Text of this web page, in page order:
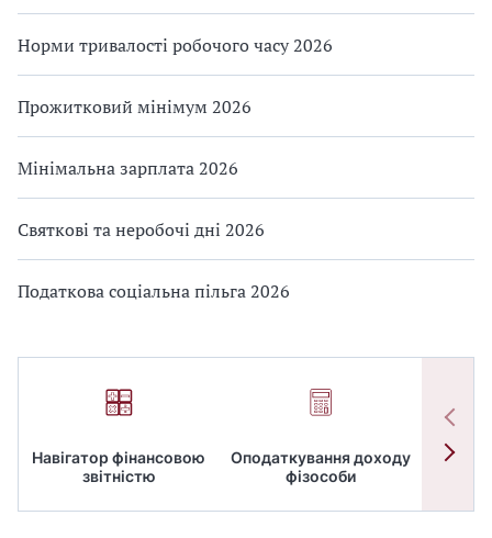
Норми тривалості робочого часу 2026
Прожитковий мінімум 2026
Мінімальна зарплата 2026
Святкові та неробочі дні 2026
Податкова соціальна пільга 2026
Навігатор фінансовою
звітністю
Оподаткування доходу
фізособи